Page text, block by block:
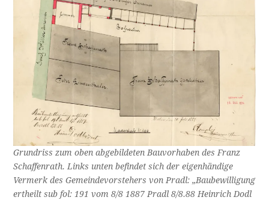
Grundriss zum oben abgebildeten Bauvorhaben des Franz
Schaffenrath. Links unten befindet sich der eigenhändige
Vermerk des Gemeindevorstehers von Pradl: „Baubewilligung
ertheilt sub fol: 191 vom 8/8 1887 Pradl 8/8.88 Heinrich Dodl